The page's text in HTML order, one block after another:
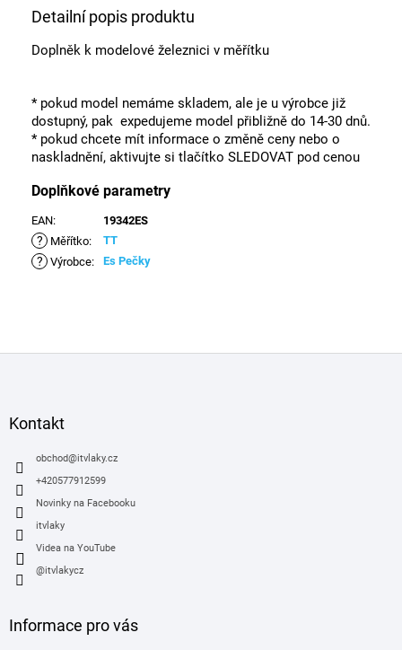
Detailní popis produktu
Doplněk k modelové železnici v měřítku
* pokud model nemáme skladem, ale je u výrobce již
dostupný, pak expedujeme model přibližně do 14-30 dnů.
* pokud chcete mít informace o změně ceny nebo o
naskladnění, aktivujte si tlačítko SLEDOVAT pod cenou
Doplňkové parametry
EAN: 19342ES
? Měřítko: TT
? Výrobce: Es Pečky
Kontakt
obchod@itvlaky.cz
+420577912599
Novinky na Facebooku
itvlaky
Videa na YouTube
@itvlakycz
Informace pro vás